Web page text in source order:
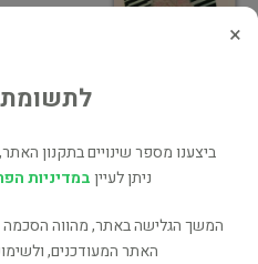
התערבות
פסיכולוגיה
×
ביצענו מספר שינויים בתקנון
ניתן לעייןבמדיניות
המשך הגלישה באתר, מהווה הסכמה
האתר המעודכנים,